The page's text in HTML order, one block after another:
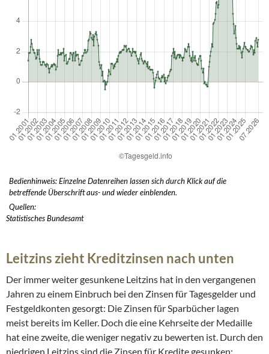
Bedienhinweis: Einzelne Datenreihen lassen sich durch Klick auf die
betreffende Überschrift aus- und wieder einblenden.
Quellen:
Statistisches Bundesamt
Leitzins zieht Kreditzinsen nach unten
Der immer weiter gesunkene Leitzins hat in den vergangenen
Jahren zu einem Einbruch bei den Zinsen für Tagesgelder und
Festgeldkonten gesorgt: Die Zinsen für Sparbücher lagen
meist bereits im Keller. Doch die eine Kehrseite der Medaille
hat eine zweite, die weniger negativ zu bewerten ist. Durch den
niedrigen Leitzins sind die Zinsen für Kredite gesunken: